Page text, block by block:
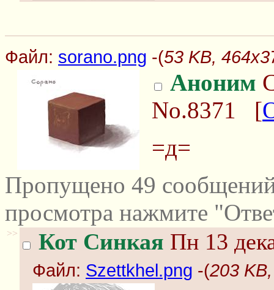
Файл: sorano.png -(53 KB,
Аноним
No.8371 [
=д=
Пропущено 49
просмотра нажмите
>> Кот Синкая Пн 13
Файл: Szettkhel.png -(203